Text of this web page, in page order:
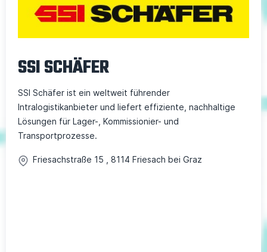
SSI SCHÄFER
SSI Schäfer ist ein weltweit führender
Intralogistikanbieter und liefert effiziente, nachhaltige
Lösungen für Lager-, Kommissionier- und
Transportprozesse.
Friesachstraße 15 8114 Friesach bei Graz